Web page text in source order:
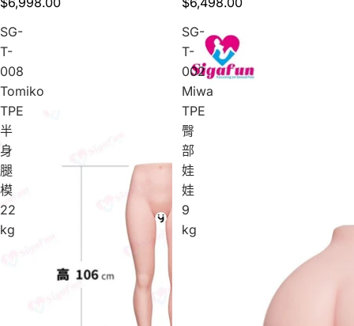
SG-
T-
008
Tomiko
TPE
半
身
腿
模
22
kg
SG-
T-
002
Miwa
TPE
臀
部
娃
娃
9
kg